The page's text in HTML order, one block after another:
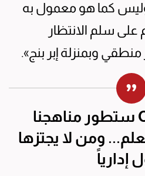
كما هو معمول به
سلم الانتظار
وبمنزلة إبر بنج».
منظمة OECD ستطور مناهجنا
ومن لا يجتزها
إدارياً